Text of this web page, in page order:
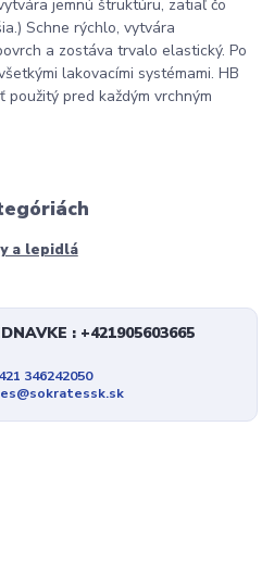
jemnú štruktúru, zatiaľ čo
Schne rýchlo, vytvára
a zostáva trvalo elastický. Po
lakovacími systémami. HB
použitý pred každým vrchným
a lepidlá
: +421905603665
346242050